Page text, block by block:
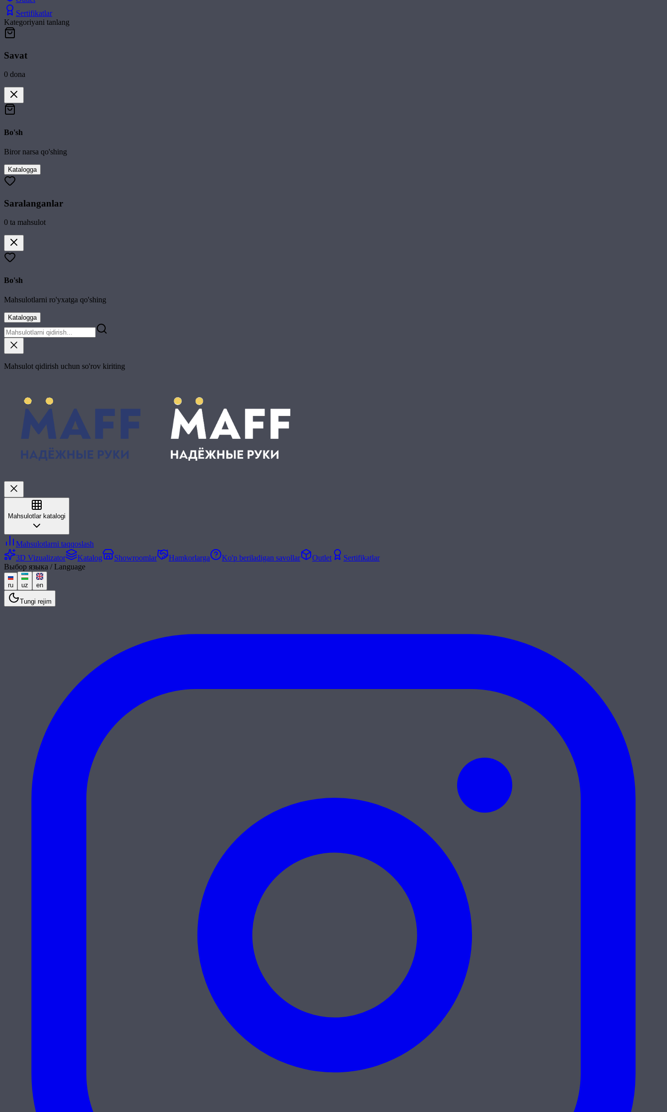
Sertifikatlar
Kategoriyani tanlang
Savat
0 dona
Bo'sh
Biror narsa qo'shing
Katalogga
Saralanganlar
0 ta mahsulot
Bo'sh
Mahsulotlarni ro'yxatga qo'shing
Katalogga
Mahsulot qidirish uchun so'rov kiriting
Mahsulotlar katalogi
Mahsulotlarni taqqoslash
3D Vizualizator
Katalog Showroomlar Hamkorlarga Ko'p beriladigan savollar Outlet
Sertifikatlar
Выбор языка / Language
ru uz en
Tungi rejim